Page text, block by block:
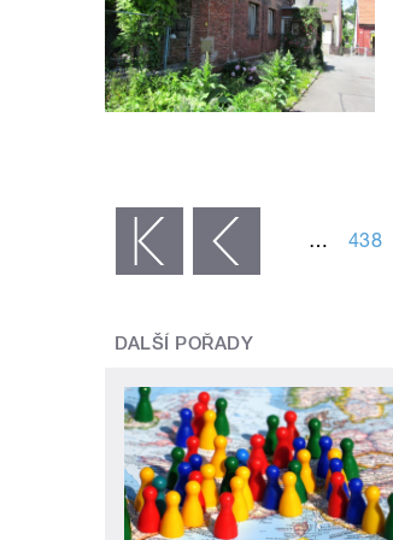
‹ předchozí … 438
DALŠÍ POŘADY